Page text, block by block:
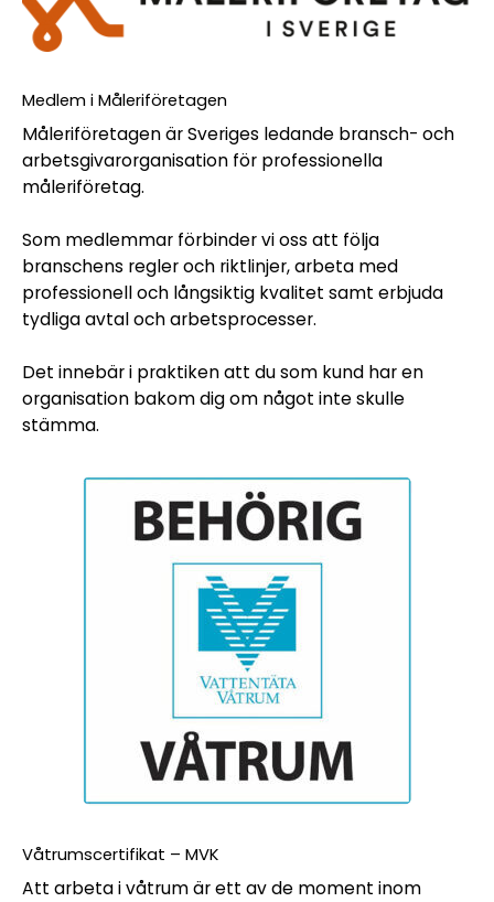
Medlem i Måleriföretagen
Måleriföretagen är Sveriges ledande bransch- och
arbetsgivarorganisation för professionella
måleriföretag.
Som medlemmar förbinder vi oss att följa
branschens regler och riktlinjer, arbeta med
professionell och långsiktig kvalitet samt erbjuda
tydliga avtal och arbetsprocesser.
Det innebär i praktiken att du som kund har en
organisation bakom dig om något inte skulle
stämma.
Våtrumscertifikat – MVK
Att arbeta i våtrum är ett av de moment inom